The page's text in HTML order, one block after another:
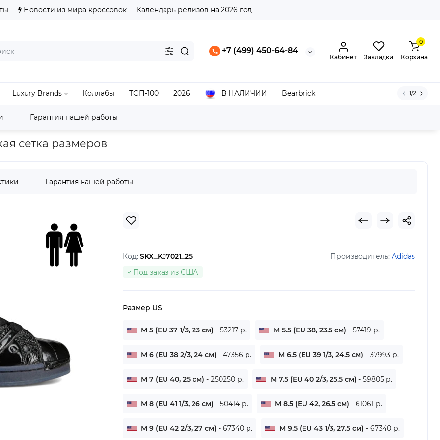
Новости из мира кроссовок Календарь релизов на 2026 год
+7 (499) 450-64-84
Кабинет Закладки
0
Корзина
Luxury Brands Коллабы ТОП-100 2026 В НАЛИЧИИ Bearbrick 1/2
Гарантия нашей работы
Adidas Superstar adidas Superstar Sp5der Black
сетка размеров
Гарантия нашей работы
Код: SKX_KJ7021_25 Производитель: Adidas
Под заказ из США
Размер US
M 5 (EU 37 1/3, 23 см) - 53217 р. M 5.5 (EU 38, 23.5 см) - 57419 р.
M 6 (EU 38 2/3, 24 см) - 47356 р. M 6.5 (EU 39 1/3, 24.5 см) - 37993 р.
M 7 (EU 40, 25 см) - 250250 р. M 7.5 (EU 40 2/3, 25.5 см) - 59805 р.
M 8 (EU 41 1/3, 26 см) - 50414 р. M 8.5 (EU 42, 26.5 см) - 61061 р.
M 9 (EU 42 2/3, 27 см) - 67340 р. M 9.5 (EU 43 1/3, 27.5 см) - 67340 р.